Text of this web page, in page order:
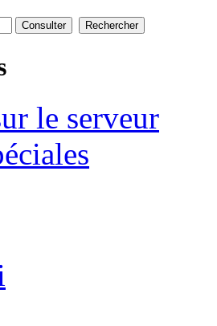
le serveur